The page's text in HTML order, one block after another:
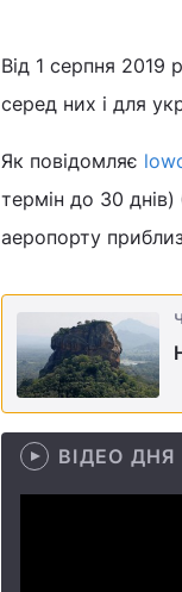
Від 1 серпня 2019
серед них і для
Як повідомляє
термін до 30 днів)
аеропорту
ВІДЕО ДНЯ